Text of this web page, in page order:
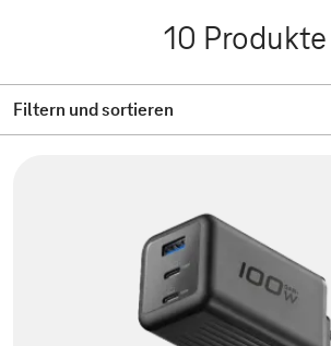
10 Produkte
Filtern und sortieren